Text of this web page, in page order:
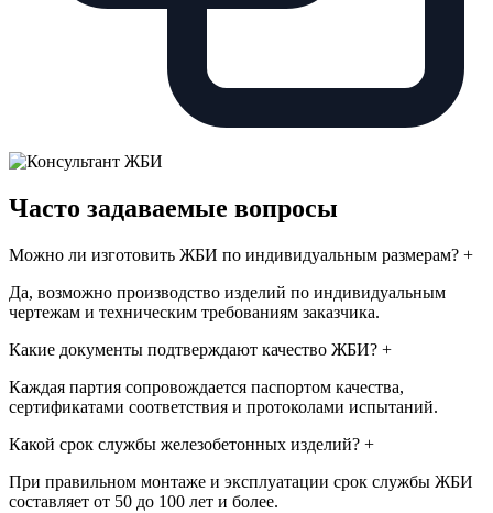
Часто задаваемые вопросы
Можно ли изготовить ЖБИ по индивидуальным размерам? +
Да, возможно производство изделий по индивидуальным
чертежам и техническим требованиям заказчика.
Какие документы подтверждают качество ЖБИ? +
Каждая партия сопровождается паспортом качества,
сертификатами соответствия и протоколами испытаний.
Какой срок службы железобетонных изделий? +
При правильном монтаже и эксплуатации срок службы ЖБИ
составляет от 50 до 100 лет и более.